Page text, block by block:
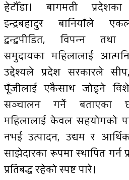
हेटौँडा। बागमती प्रदेशका
इन्द्रबहादुर बानियाँले
द्वन्द्वपीडित, विपन्न तथा
समुदायका महिलालाई
उद्देश्यले प्रदेश सरकारले
पूँजीलाई एकैसाथ जोड्ने
सञ्चालन गर्ने बताएका
महिलालाई केवल सहयोगको
नभई उत्पादन, उद्यम र
साझेदारका रूपमा स्थापित गर्न
प्रतिबद्ध रहेको स्पष्ट पारे।